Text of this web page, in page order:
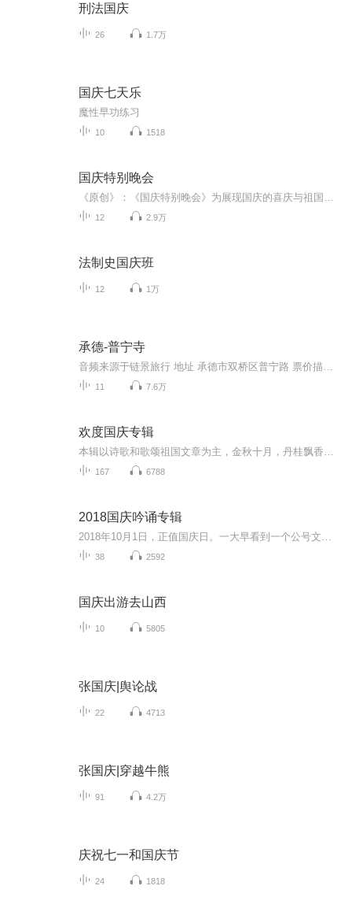
刑法国庆
26 1.7万
国庆七天乐
魔性早功练习
10 1518
国庆特别晚会
12 2.9万
法制史国庆班
12 1万
承德-普宁寺
11 7.6万
欢度国庆专辑
167 6788
2018国庆吟诵专辑
38 2592
国庆出游去山西
10 5805
张国庆|舆论战
22 4713
张国庆|穿越牛熊
91 4.2万
庆祝七一和国庆节
24 1818